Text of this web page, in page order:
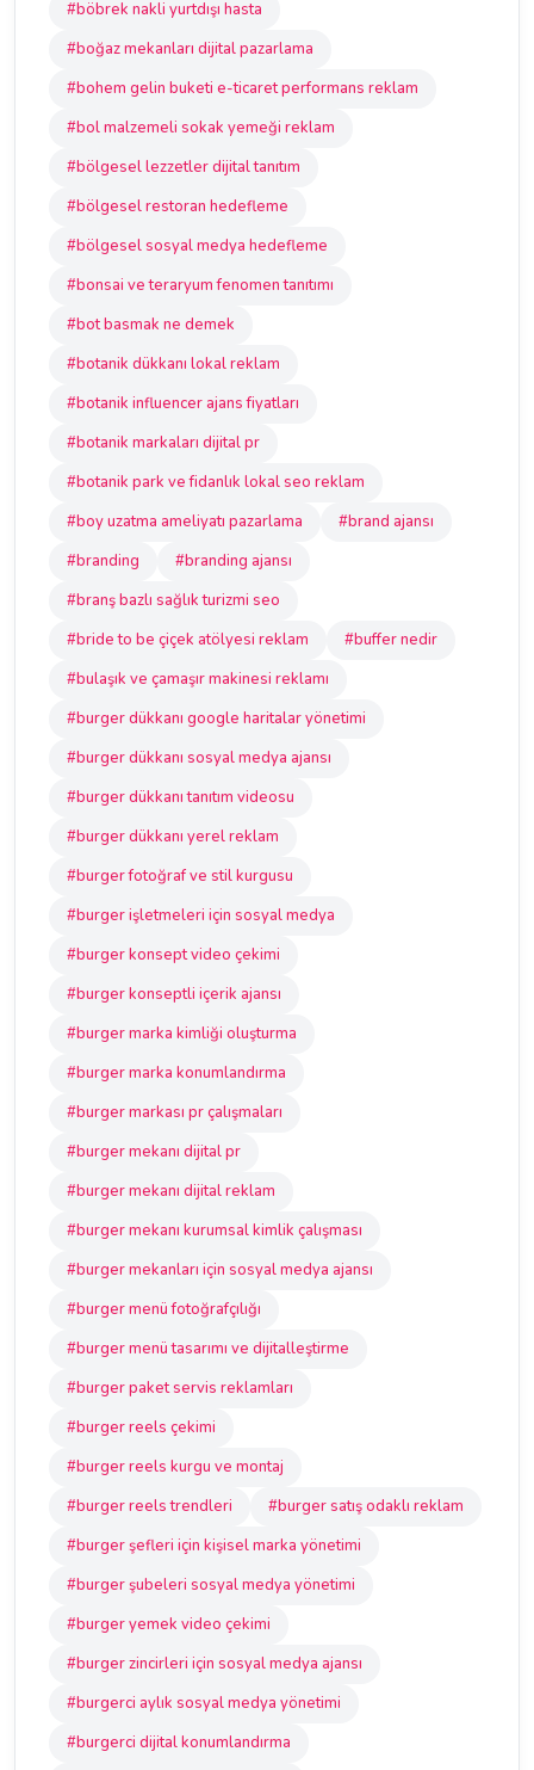
#böbrek nakli yurtdışı hasta
#boğaz mekanları dijital pazarlama
#bohem gelin buketi e-ticaret performans reklam
#bol malzemeli sokak yemeği reklam
#bölgesel lezzetler dijital tanıtım
#bölgesel restoran hedefleme
#bölgesel sosyal medya hedefleme
#bonsai ve teraryum fenomen tanıtımı
#bot basmak ne demek
#botanik dükkanı lokal reklam
#botanik influencer ajans fiyatları
#botanik markaları dijital pr
#botanik park ve fidanlık lokal seo reklam
#boy uzatma ameliyatı pazarlama
#brand ajansı
#branding
#branding ajansı
#branş bazlı sağlık turizmi seo
#bride to be çiçek atölyesi reklam
#buffer nedir
#bulaşık ve çamaşır makinesi reklamı
#burger dükkanı google haritalar yönetimi
#burger dükkanı sosyal medya ajansı
#burger dükkanı tanıtım videosu
#burger dükkanı yerel reklam
#burger fotoğraf ve stil kurgusu
#burger işletmeleri için sosyal medya
#burger konsept video çekimi
#burger konseptli içerik ajansı
#burger marka kimliği oluşturma
#burger marka konumlandırma
#burger markası pr çalışmaları
#burger mekanı dijital pr
#burger mekanı dijital reklam
#burger mekanı kurumsal kimlik çalışması
#burger mekanları için sosyal medya ajansı
#burger menü fotoğrafçılığı
#burger menü tasarımı ve dijitalleştirme
#burger paket servis reklamları
#burger reels çekimi
#burger reels kurgu ve montaj
#burger reels trendleri
#burger satış odaklı reklam
#burger şefleri için kişisel marka yönetimi
#burger şubeleri sosyal medya yönetimi
#burger yemek video çekimi
#burger zincirleri için sosyal medya ajansı
#burgerci aylık sosyal medya yönetimi
#burgerci dijital konumlandırma